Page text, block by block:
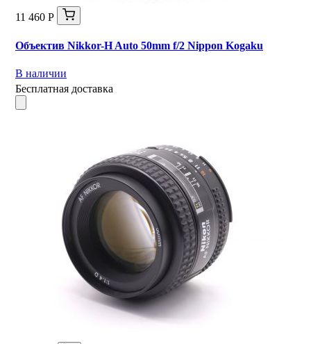
11 460 Р
Объектив Nikkor-H Auto 50mm f/2 Nippon Kogaku
В наличии
Бесплатная доставка